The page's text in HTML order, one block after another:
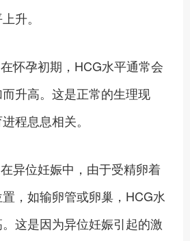
升。
孕初期，HCG水平通常会
升高。这是正常的生理现
程息息相关。
位妊娠中，由于受精卵着
，如输卵管或卵巢，HCG水
这是因为异位妊娠引起的激